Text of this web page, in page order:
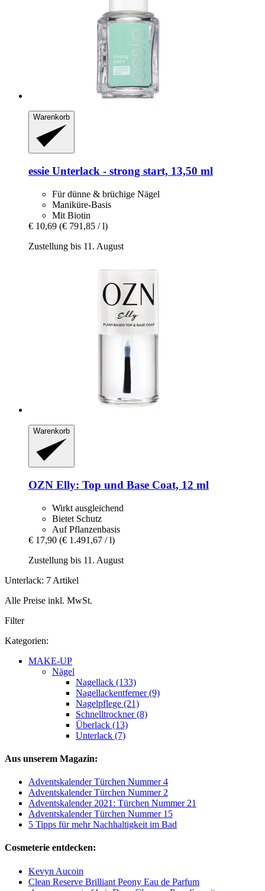
Warenkorb
essie Unterlack -​ strong start, 13,50 ml
Für dünne & brüchige Nägel
Maniküre-Basis
Mit Biotin
€ 10,69 (€ 791,85 / l)
Zustellung bis 11. August
Warenkorb
OZN Elly: Top und Base Coat, 12 ml
Wirkt ausgleichend
Bietet Schutz
Auf Pflanzenbasis
€ 17,90 (€ 1.491,67 / l)
Zustellung bis 11. August
Unterlack: 7 Artikel
Alle Preise inkl. MwSt.
Filter
Kategorien:
MAKE-UP
Nägel
Nagellack (133)
Nagellackentferner (9)
Nagelpflege (21)
Schnelltrockner (8)
Überlack (13)
Unterlack (7)
Aus unserem Magazin:
Adventskalender Türchen Nummer 4
Adventskalender Türchen Nummer 2
Adventskalender 2021: Türchen Nummer 21
Adventskalender Türchen Nummer 15
5 Tipps für mehr Nachhaltigkeit im Bad
Cosmeterie entdecken:
Kevyn Aucoin
Clean Reserve Brilliant Peony Eau de Parfum